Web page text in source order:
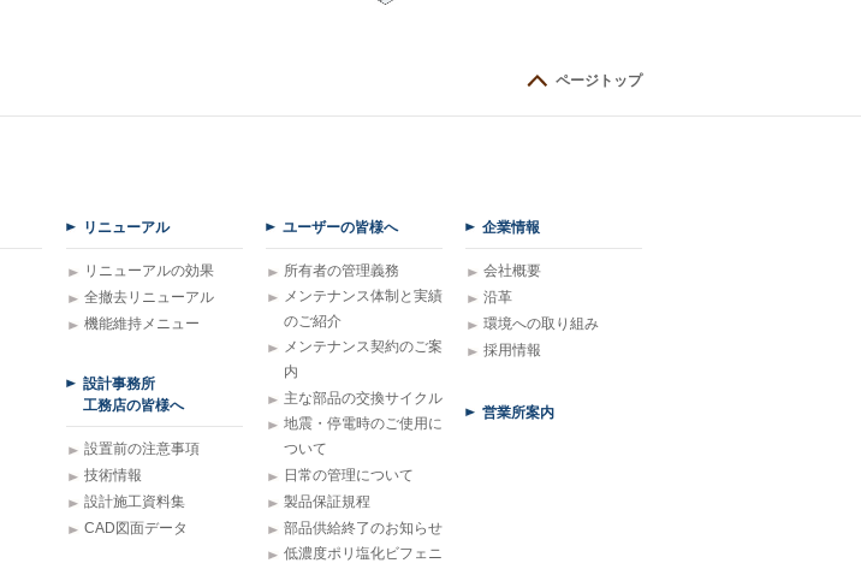
ページトップ
リニューアル
リニューアルの効果
全撤去リニューアル
機能維持メニュー
設計事務所
工務店の皆様へ
設置前の注意事項
技術情報
設計施工資料集
CAD図面データ
ユーザーの皆様へ
所有者の管理義務
メンテナンス体制と実績
のご紹介
メンテナンス契約のご案
内
主な部品の交換サイクル
地震・停電時のご使用に
ついて
日常の管理について
製品保証規程
部品供給終了のお知らせ
低濃度ポリ塩化ビフェニ
企業情報
会社概要
沿革
環境への取り組み
採用情報
営業所案内